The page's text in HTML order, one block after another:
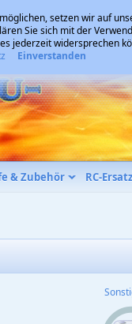
& Zubehör RC-
setzen wir auf
Sie sich mit der
jederzeit widersprechen
Einverstanden